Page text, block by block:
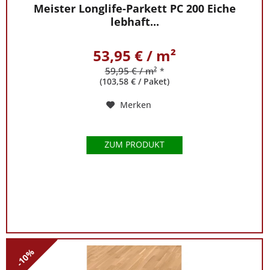
Meister Longlife-Parkett PC 200 Eiche
lebhaft...
53,95 € / m²
59,95 € / m² *
(103,58 € / Paket)
Merken
ZUM PRODUKT
-10%